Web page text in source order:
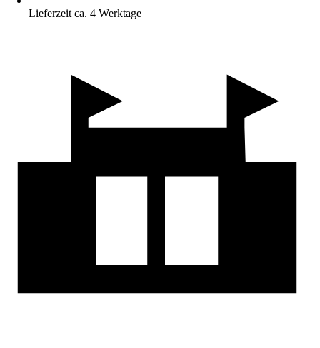
Lieferzeit ca. 4 Werktage